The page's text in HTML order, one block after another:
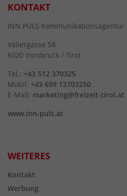
KONTAKT
INN.PULS Kommunikationsagentur
Valiergasse 58
6020 Innsbruck / Tirol
Tel.: +43 512 370325
Mobil: +43 699 13703250
E-Mail: marketing@freizeit-tirol.at
www.inn-puls.at
WEITERES
Kontakt
Werbung